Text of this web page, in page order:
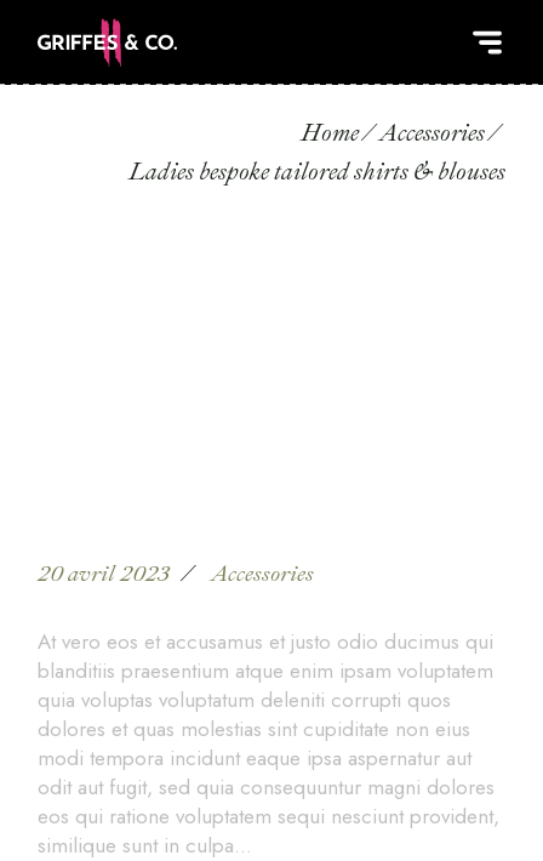
Home
Accessories
Ladies bespoke tailored shirts & blouses
20 avril 2023 Accessories
At vero eos et accusamus et justo odio ducimus qui
blanditiis praesentium atque enim ipsam voluptatem
quia voluptas voluptatum deleniti corrupti quos
dolores et quas molestias sint cupiditate non eius
modi tempora incidunt eaque ipsa aspernatur aut
odit aut fugit, sed quia consequuntur magni dolores
eos qui ratione voluptatem sequi nesciunt provident,
similique sunt in culpa…